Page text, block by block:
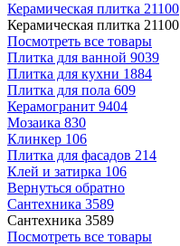
Керамическая плитка 21100
Керамическая плитка 21100
Посмотреть все товары
Плитка для ванной 9039
Плитка для кухни 1884
Плитка для пола 609
Керамогранит 9404
Мозаика 830
Клинкер 106
Плитка для фасадов 214
Клей и затирка 106
Вернуться обратно
Сантехника 3589
Сантехника 3589
Посмотреть все товары